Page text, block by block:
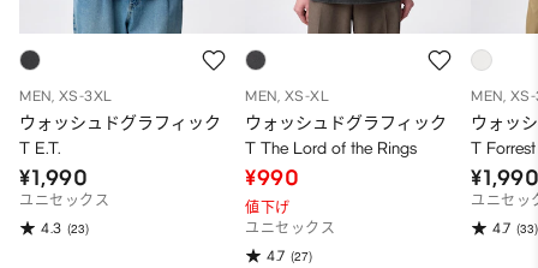
MEN, XS-3XL
ウォッシュドグラフィック
T E.T.
¥1,990
ユニセックス
4.3 (23)
MEN, XS-XL
ウォッシュドグラフィック
T The Lord of the Rings
¥990
値下げ
ユニセックス
4.7 (27)
MEN,
ウォッ
T
ユニセッ
4.7 (33)